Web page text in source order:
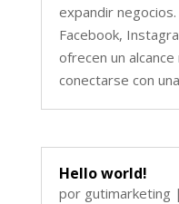
expandir
Facebook,
ofrecen un
conectarse con
Hello world!
por gutimarketing |